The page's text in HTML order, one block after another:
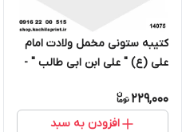
کتیبه ستونی مخمل ولادت امام
علی (ع) " علی ابن ابی طالب " -
229,000
افزودن به سبد